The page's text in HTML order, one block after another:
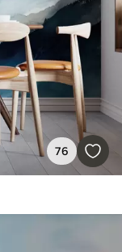
76